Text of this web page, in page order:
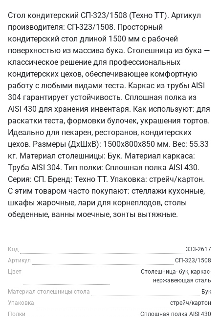
Стол кондитерский СП-323/1508 (Техно ТТ). Артикул
производителя: СП-323/1508. Просторный
кондитерский стол длиной 1500 мм с рабочей
поверхностью из массива бука. Столешница из бука —
классическое решение для профессиональных
кондитерских цехов, обеспечивающее комфортную
работу с любыми видами теста. Каркас из трубы AISI
304 гарантирует устойчивость. Сплошная полка из
AISI 430 для хранения инвентаря. Как используют: для
раскатки теста, формовки булочек, украшения тортов.
Идеально для пекарен, ресторанов, кондитерских
цехов. Размеры (ДхШхВ): 1500x800x850 мм. Вес: 55.33
кг. Материал столешницы: Бук. Материал каркаса:
Труба AISI 304. Тип полки: Сплошная полка AISI 430.
Серия: СП. Бренд: Техно ТТ. Упаковка: стрейч/картон.
С этим товаром часто покупают: стеллажи кухонные,
шкафы жарочные, лари для корнеплодов, столы
обеденные, ванны моечные, зонты вытяжные.
Код
333-2617
Артикул
СП-323/1508
Цвет
Столешница- бук, каркас-
нержавеющая сталь
Материал столешницы стола
Бук
Упаковка
стрейч/картон
Полки
Сплошная полка AISI 430